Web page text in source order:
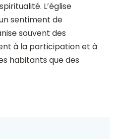
L’église
sentiment de
souvent des
à la participation et à
habitants que des